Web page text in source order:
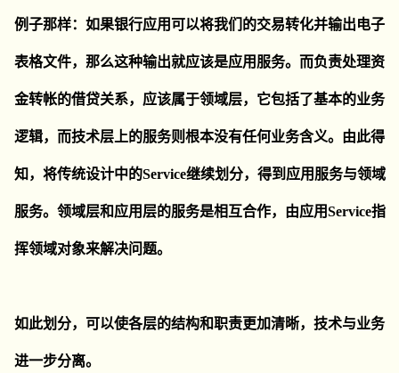
例子那样：如果银行应用可以将我们的交易转化并输出电子
表格文件，那么这种输出就应该是应用服务。而负责处理资
金转帐的借贷关系，应该属于领域层，它包括了基本的业务
逻辑，而技术层上的服务则根本没有任何业务含义。由此得
知，将传统设计中的Service继续划分，得到应用服务与领域
服务。领域层和应用层的服务是相互合作，由应用Service指
挥领域对象来解决问题。
如此划分，可以使各层的结构和职责更加清晰，技术与业务
进一步分离。